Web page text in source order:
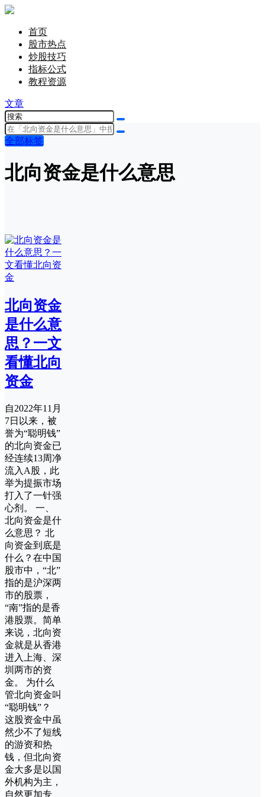
首页
股市热点
炒股技巧
指标公式
教程资源
文章
全部标签
北向资金是什么意思
北向资金
是什么意
思？一文
看懂北向
资金
自2022年11月
7日以来，被
誉为“聪明钱”
的北向资金已
经连续13周净
流入A股，此
举为提振市场
打入了一针强
心剂。 一、
北向资金是什
么意思？ 北
向资金到底是
什么？在中国
股市中，“北”
指的是沪深两
市的股票，
“南”指的是香
港股票。简单
来说，北向资
金就是从香港
进入上海、深
圳两市的资
金。 为什么
管北向资金叫
“聪明钱”？
这股资金中虽
然少不了短线
的游资和热
钱，但北向资
金大多是以国
外机构为主，
自然更加专